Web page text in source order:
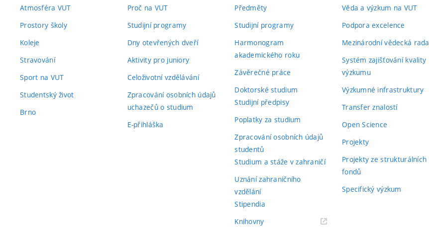
Atmosféra VUT
Prostory školy
Koleje
Stravování
Sport na VUT
Studentský život
Brno
Proč na VUT
Studijní programy
Dny otevřených dveří
Aktivity pro juniory
Celoživotní vzdělávání
Zpracování osobních údajů
uchazečů o studium
E-přihláška
Předměty
Studijní programy
Harmonogram
akademického roku
Závěrečné práce
Doktorské studium
Studijní předpisy
Poplatky za studium
Zpracování osobních údajů
studentů
Studium a stáže v zahraničí
Uznání zahraničního
vzdělání
Stipendia
Knihovny(externí
Věda a výzkum na VUT
Podpora excelence
Mezinárodní vědecká rada
Systém zajišťování kvality
výzkumu
Výzkumné infrastruktury
Transfer znalostí
Open Science
Projekty
Projekty ze strukturálních
fondů
Specifický výzkum